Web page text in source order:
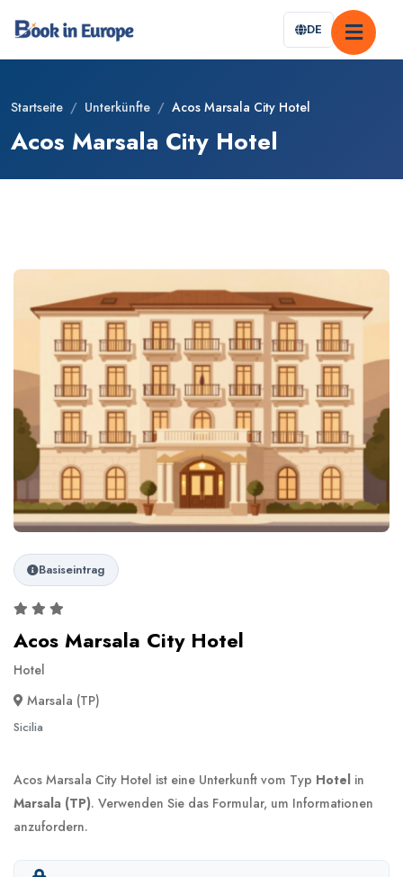
DE
Startseite / Unterkünfte / Acos Marsala City Hotel
Acos Marsala City Hotel
Basiseintrag
Acos Marsala City Hotel
Hotel
Marsala (TP)
Sicilia
Acos Marsala City Hotel ist eine Unterkunft vom Typ Hotel in
Marsala (TP). Verwenden Sie das Formular, um Informationen
anzufordern.